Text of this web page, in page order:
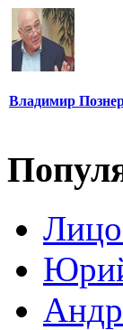
Владимир